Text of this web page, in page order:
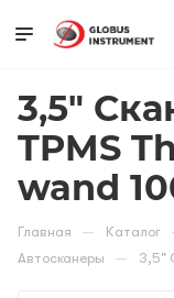
3,5"
TPMS
wand
Главная — Каталог
Автосканеры — 3,5"